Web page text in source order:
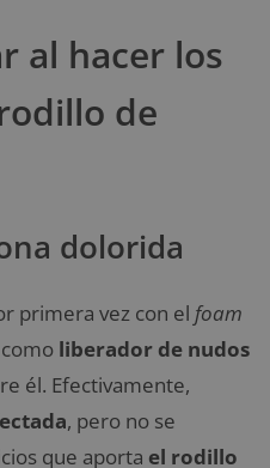
al hacer los
de
dolorida
primera vez con el foam
liberador de nudos
él. Efectivamente,
, pero no se
que aporta el rodillo